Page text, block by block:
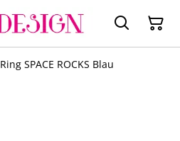
Ring SPACE ROCKS Blau